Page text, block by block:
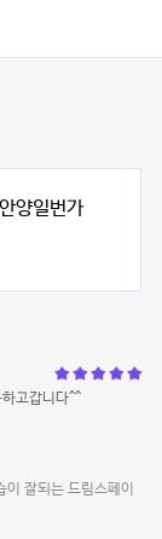
양일번가
고갑니다^^
잘되는 드림스페이